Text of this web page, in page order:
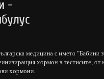
-
медицина с името "Бабини
хормон в тестисите, от
хормони.